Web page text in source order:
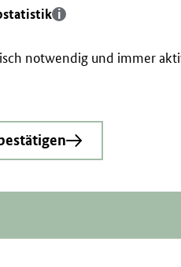
notwendig und immer